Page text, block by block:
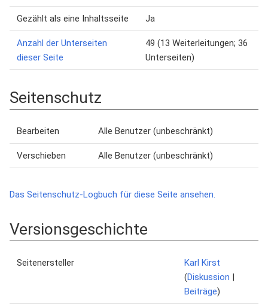
Gezählt als eine Inhaltsseite Ja
Anzahl der Unterseiten
dieser Seite
49 (13 Weiterleitungen; 36
Unterseiten)
Seitenschutz
Bearbeiten Alle Benutzer (unbeschränkt)
Verschieben Alle Benutzer (unbeschränkt)
Das Seitenschutz-Logbuch für diese Seite ansehen.
Versionsgeschichte
Seitenersteller
Karl Kirst
(Diskussion |
Beiträge)